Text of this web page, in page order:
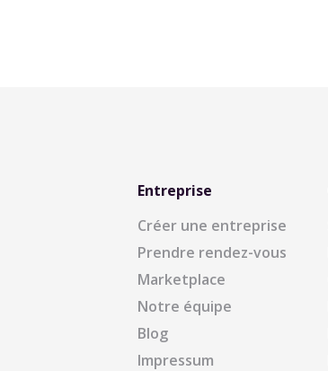
Entreprise
Créer une entreprise
Prendre rendez-vous
Marketplace
Notre équipe
Blog
Impressum